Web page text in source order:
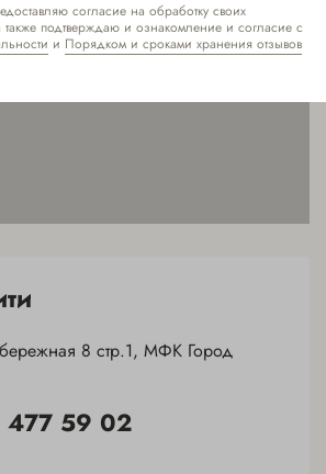
8 стр.1, МФК Город
59 02
согласие на обработку своих
подтверждаю и ознакомление и согласие с
и Порядком и сроками хранения отзывов